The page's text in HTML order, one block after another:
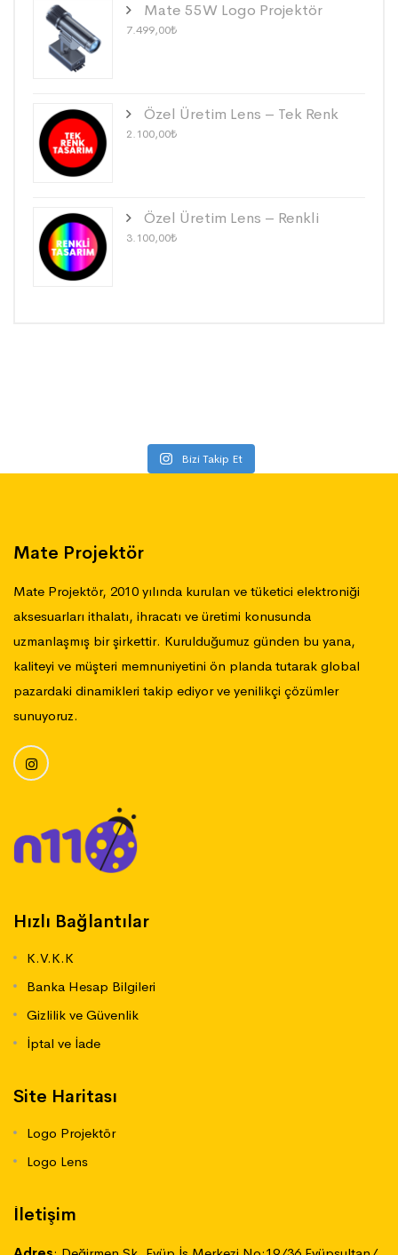
Mate 55W Logo Projektör
7.499,00₺
Özel Üretim Lens – Tek Renk
2.100,00₺
Özel Üretim Lens – Renkli
3.100,00₺
Bizi Takip Et
Mate Projektör
Mate Projektör, 2010 yılında kurulan ve tüketici elektroniği
aksesuarları ithalatı, ihracatı ve üretimi konusunda
uzmanlaşmış bir şirkettir. Kurulduğumuz günden bu yana,
kaliteyi ve müşteri memnuniyetini ön planda tutarak global
pazardaki dinamikleri takip ediyor ve yenilikçi çözümler
sunuyoruz.
Hızlı Bağlantılar
K.V.K.K
Banka Hesap Bilgileri
Gizlilik ve Güvenlik
İptal ve İade
Site Haritası
Logo Projektör
Logo Lens
İletişim